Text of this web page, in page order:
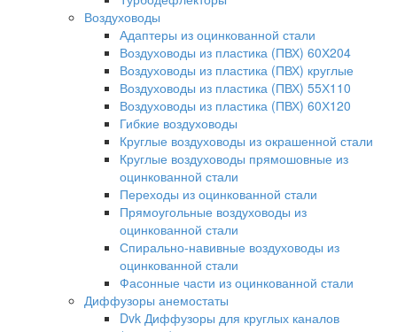
Воздуховоды
Адаптеры из оцинкованной стали
Воздуховоды из пластика (ПВХ) 60Х204
Воздуховоды из пластика (ПВХ) круглые
Воздуховоды из пластика (ПВХ) 55Х110
Воздуховоды из пластика (ПВХ) 60Х120
Гибкие воздуховоды
Круглые воздуховоды из окрашенной стали
Круглые воздуховоды прямошовные из
оцинкованной стали
Переходы из оцинкованной стали
Прямоугольные воздуховоды из
оцинкованной стали
Спирально-навивные воздуховоды из
оцинкованной стали
Фасонные части из оцинкованной стали
Диффузоры анемостаты
Dvk Диффузоры для круглых каналов